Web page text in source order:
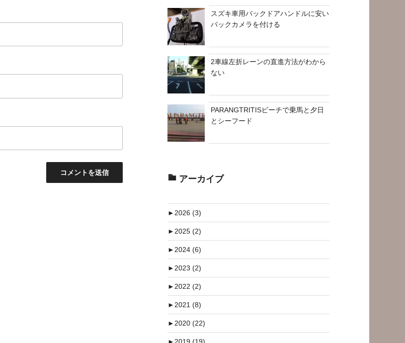
スズキ車用バックドアハンドルに安い
バックカメラを付ける
2車線左折レーンの直進方法がわから
ない
PARANGTRITISビーチで乗馬と夕日
とシーフード
アーカイブ
►2026 (3)
►2025 (2)
►2024 (6)
►2023 (2)
►2022 (2)
►2021 (8)
►2020 (22)